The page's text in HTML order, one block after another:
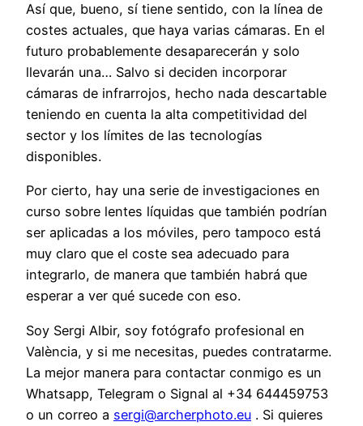
Así que, bueno, sí tiene sentido, con la línea de
costes actuales, que haya varias cámaras. En el
futuro probablemente desaparecerán y solo
llevarán una… Salvo si deciden incorporar
cámaras de infrarrojos, hecho nada descartable
teniendo en cuenta la alta competitividad del
sector y los límites de las tecnologías
disponibles.
Por cierto, hay una serie de investigaciones en
curso sobre lentes líquidas que también podrían
ser aplicadas a los móviles, pero tampoco está
muy claro que el coste sea adecuado para
integrarlo, de manera que también habrá que
esperar a ver qué sucede con eso.
Soy Sergi Albir, soy fotógrafo profesional en
València, y si me necesitas, puedes contratarme.
La mejor manera para contactar conmigo es un
Whatsapp, Telegram o Signal al +34 644459753
o un correo a sergi@archerphoto.eu . Si quieres